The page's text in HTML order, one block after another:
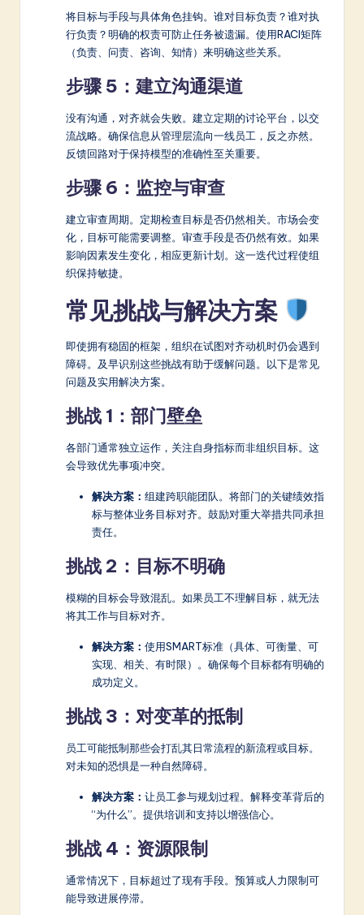
将目标与手段与具体角色挂钩。谁对目标负责？谁对执
行负责？明确的权责可防止任务被遗漏。使用RACI矩阵
（负责、问责、咨询、知情）来明确这些关系。
步骤 5：建立沟通渠道
没有沟通，对齐就会失败。建立定期的讨论平台，以交
流战略。确保信息从管理层流向一线员工，反之亦然。
反馈回路对于保持模型的准确性至关重要。
步骤 6：监控与审查
建立审查周期。定期检查目标是否仍然相关。市场会变
化，目标可能需要调整。审查手段是否仍然有效。如果
影响因素发生变化，相应更新计划。这一迭代过程使组
织保持敏捷。
常见挑战与解决方案
即使拥有稳固的框架，组织在试图对齐动机时仍会遇到
障碍。及早识别这些挑战有助于缓解问题。以下是常见
问题及实用解决方案。
挑战 1：部门壁垒
各部门通常独立运作，关注自身指标而非组织目标。这
会导致优先事项冲突。
解决方案： 组建跨职能团队。将部门的关键绩效指
标与整体业务目标对齐。鼓励对重大举措共同承担
责任。
挑战 2：目标不明确
模糊的目标会导致混乱。如果员工不理解目标，就无法
将其工作与目标对齐。
解决方案： 使用SMART标准（具体、可衡量、可
实现、相关、有时限）。确保每个目标都有明确的
成功定义。
挑战 3：对变革的抵制
员工可能抵制那些会打乱其日常流程的新流程或目标。
对未知的恐惧是一种自然障碍。
解决方案： 让员工参与规划过程。解释变革背后的
“为什么”。提供培训和支持以增强信心。
挑战 4：资源限制
通常情况下，目标超过了现有手段。预算或人力限制可
能导致进展停滞。